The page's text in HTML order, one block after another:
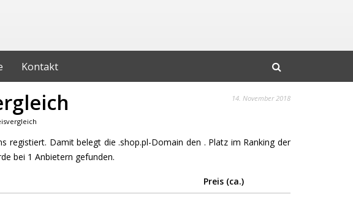
Kontakt
14. November 2018
registiert. Damit belegt die .shop.pl-Domain den . Platz im Ranking der
bei 1 Anbietern gefunden.
Preis (ca.)